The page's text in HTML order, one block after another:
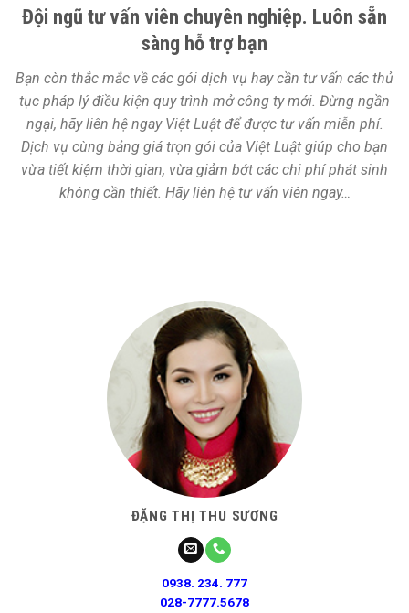
Đội ngũ tư vấn viên chuyên nghiệp. Luôn sẵn
sàng hỗ trợ bạn
Bạn còn thắc mắc về các gói dịch vụ hay cần tư vấn các thủ
tục pháp lý điều kiện quy trình mở công ty mới. Đừng ngần
ngại, hãy liên hệ ngay Việt Luật để được tư vấn miễn phí.
Dịch vụ cùng bảng giá trọn gói của Việt Luật giúp cho bạn
vừa tiết kiệm thời gian, vừa giảm bớt các chi phí phát sinh
không cần thiết. Hãy liên hệ tư vấn viên ngay…
ĐẶNG THỊ THU SƯƠNG
0938. 234. 777
028-7777.5678